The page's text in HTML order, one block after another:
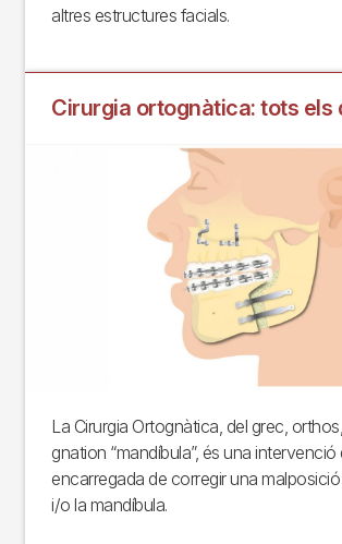
altres estructures facials.
Cirurgia ortognàtica: tots els
La Cirurgia Ortognàtica, del grec, orthos,
gnation “mandíbula”, és una intervenció
encarregada de corregir una malposició
i/o la mandíbula.